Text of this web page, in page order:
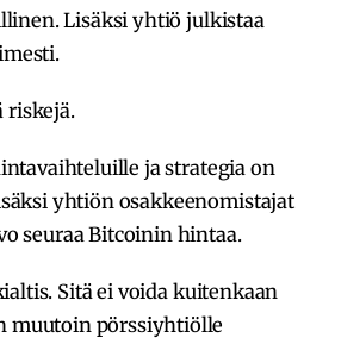
Lisäksi yhtiö julkistaa
riskejä.
ja strategia on
yhtiön osakkeenomistajat
seuraa Bitcoinin hintaa.
Sitä ei voida kuitenkaan
muutoin pörssiyhtiölle